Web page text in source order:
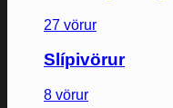
27 vörur
Slípivörur
8 vörur